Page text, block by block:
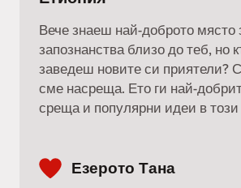
Вече знаеш най-доброто място
запознанства близо до теб, но
заведеш новите си приятели?
сме насреща. Ето ги най-
среща и популярни идеи в този
Езерото Тана